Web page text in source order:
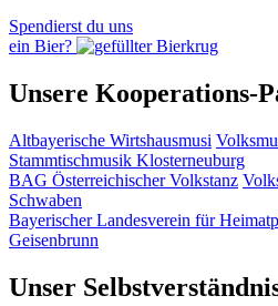
Spendierst du uns
ein Bier?
Unsere Kooperations-
Altbayerische Wirtshausmusi
Stammtischmusik Klosterneuburg
BAG Österreichischer Volkstanz
Schwaben
Bayerischer Landesverein für
Geisenbrunn
Unser